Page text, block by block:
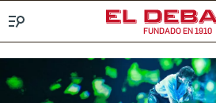
FUNDADO EN 1910